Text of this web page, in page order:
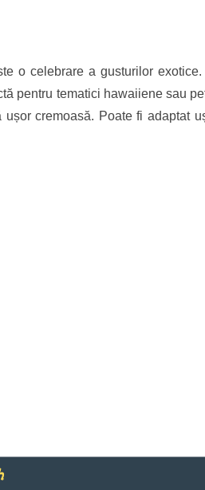
o celebrare a gusturilor
pentru tematici hawaiiene sau
cremoasă. Poate fi adaptat